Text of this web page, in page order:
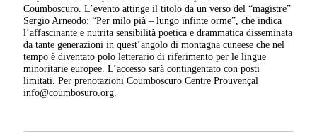
Coumboscuro. L’evento attinge il titolo da un verso del “magistre”
Sergio Arneodo: “Per milo pià – lungo infinte orme”, che indica
l’affascinante e nutrita sensibilità poetica e drammatica disseminata
da tante generazioni in quest’angolo di montagna cuneese che nel
tempo è diventato polo letterario di riferimento per le lingue
minoritarie europee. L’accesso sarà contingentato con posti
limitati. Per prenotazioni Coumboscuro Centre Prouvençal
info@coumbosuro.org.